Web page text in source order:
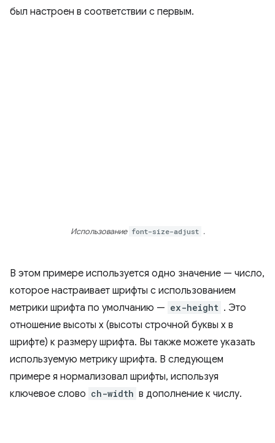
был настроен в соответствии с первым.
Использование font-size-adjust .
В этом примере используется одно значение — число,
которое настраивает шрифты с использованием
метрики шрифта по умолчанию — ex-height . Это
отношение высоты x (высоты строчной буквы x в
шрифте) к размеру шрифта. Вы также можете указать
используемую метрику шрифта. В следующем
примере я нормализовал шрифты, используя
ключевое слово ch-width в дополнение к числу.